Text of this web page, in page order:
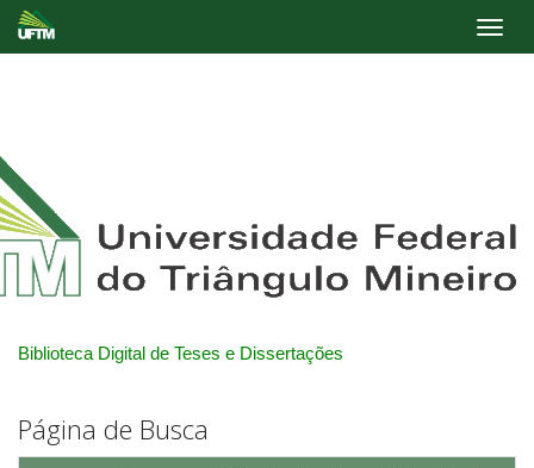
Biblioteca Digital de Teses e Dissertações
Página de Busca